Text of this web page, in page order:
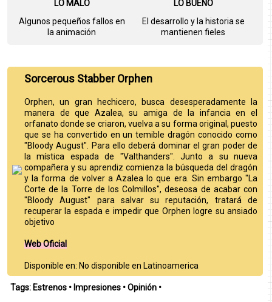
LO MALO
LO BUENO
Algunos pequeños fallos en
la animación
El desarrollo y la historia se
mantienen fieles
Sorcerous Stabber Orphen
Orphen, un gran hechicero, busca desesperadamente la
manera de que Azalea, su amiga de la infancia en el
orfanato donde se criaron, vuelva a su forma original, puesto
que se ha convertido en un temible dragón conocido como
"Bloody August". Para ello deberá dominar el gran poder de
la mística espada de "Valthanders". Junto a su nueva
compañera y su aprendiz comienza la búsqueda del dragón
y la forma de volver a Azalea lo que era. Sin embargo "La
Corte de la Torre de los Colmillos", deseosa de acabar con
"Bloody August" para salvar su reputación, tratará de
recuperar la espada e impedir que Orphen logre su ansiado
objetivo
Web Oficial
Disponible en: No disponible en Latinoamerica
Tags: Estrenos • Impresiones •Opinión •